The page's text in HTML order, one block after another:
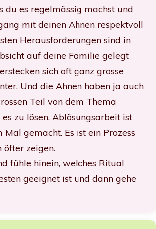
du es regelmässig machst und
mit deinen Ahnen respektvoll
Herausforderungen sind in
auf deine Familie gelegt
sich oft ganz grosse
Und die Ahnen haben ja auch
Teil von dem Thema
zu lösen. Ablösungsarbeit ist
Mal gemacht. Es ist ein Prozess
öfter zeigen.
fühle hinein, welches Ritual
geeignet ist und dann gehe